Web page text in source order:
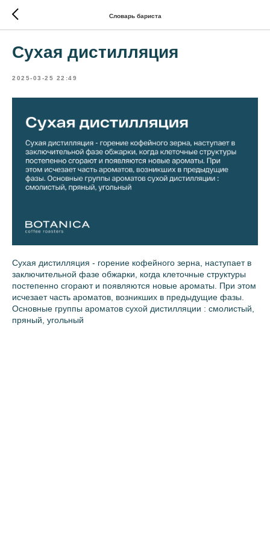
Словарь бариста
Сухая дистилляция
2025-03-25 22:49
Сухая дистилляция - горение кофейного зерна, наступает в
заключительной фазе обжарки, когда клеточные структуры
постепенно сгорают и появляются новые ароматы. При этом
исчезает часть ароматов, возникших в предыдущие фазы.
Основные группы ароматов сухой дистилляции : смолистый,
пряный, угольный